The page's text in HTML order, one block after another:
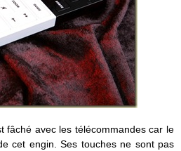
fâché avec les télécommandes car le
cet engin. Ses touches ne sont pas